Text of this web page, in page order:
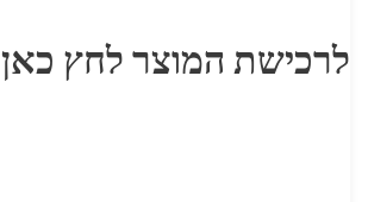
לרכישת המוצר לחץ כאן